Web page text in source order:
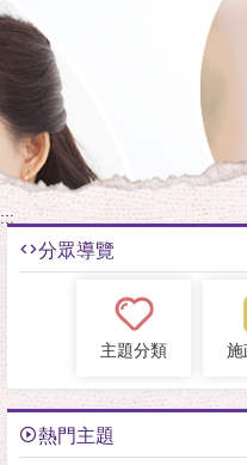
:::
分眾導覽
主題分類 施
熱門主題